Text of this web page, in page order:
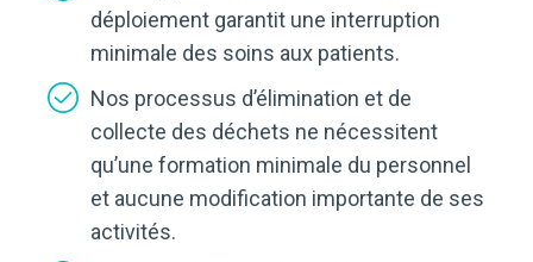
déploiement garantit une interruption
minimale des soins aux patients.
Nos processus d’élimination et de
collecte des déchets ne nécessitent
qu’une formation minimale du personnel
et aucune modification importante de ses
activités.